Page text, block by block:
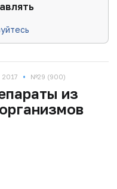
2017 • №29 (900)
из